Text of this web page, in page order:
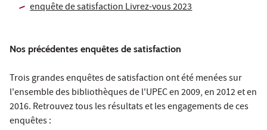
enquête de satisfaction Livrez-vous 2023
Nos précédentes enquêtes de satisfaction
Trois grandes enquêtes de satisfaction ont été menées sur
l'ensemble des bibliothèques de l'UPEC en 2009, en 2012 et en
2016. Retrouvez tous les résultats et les engagements de ces
enquêtes :